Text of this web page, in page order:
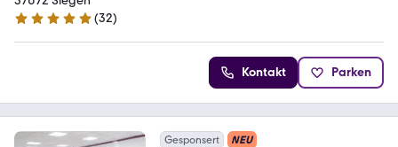
5 Sterne
(32)
Kontakt Parken
Gesponsert NEU